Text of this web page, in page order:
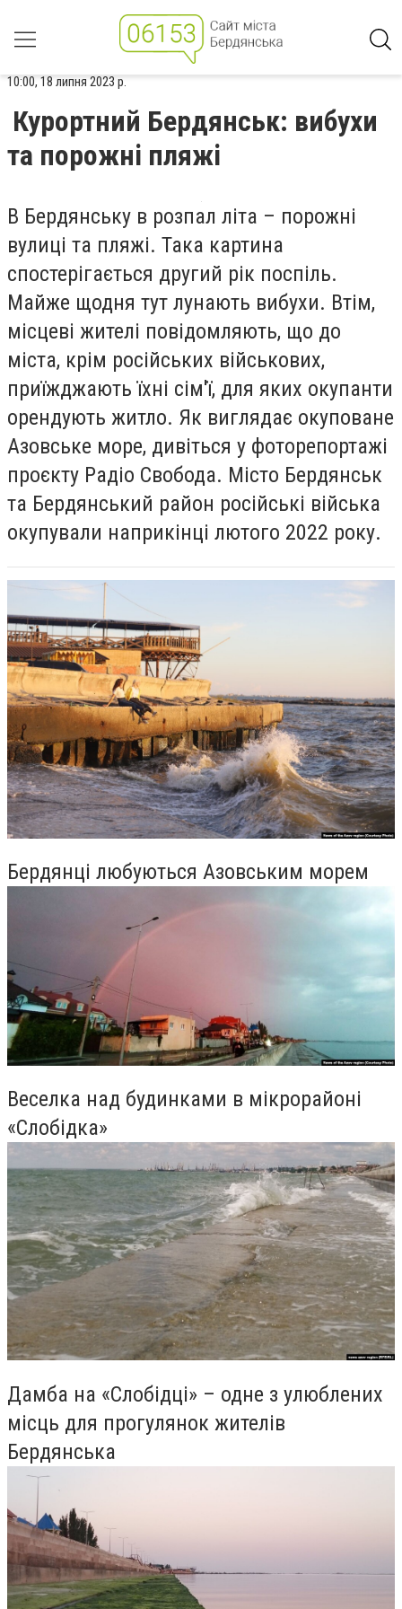
10:00, 18 липня 2023 р.
Курортний Бердянськ: вибухи
та порожні пляжі
В Бердянську в розпал літа – порожні
вулиці та пляжі. Така картина
спостерігається другий рік поспіль.
Майже щодня тут лунають вибухи. Втім,
місцеві жителі повідомляють, що до
міста, крім російських військових,
приїжджають їхні сім'ї, для яких окупанти
орендують житло. Як виглядає окуповане
Азовське море, дивіться у фоторепортажі
проєкту Радіо Свобода. Місто Бердянськ
та Бердянський район російські війська
окупували наприкінці лютого 2022 року.
Бердянці любуються Азовським морем
Веселка над будинками в мікрорайоні
«Слобідка»
Дамба на «Слобідці» – одне з улюблених
місць для прогулянок жителів
Бердянська